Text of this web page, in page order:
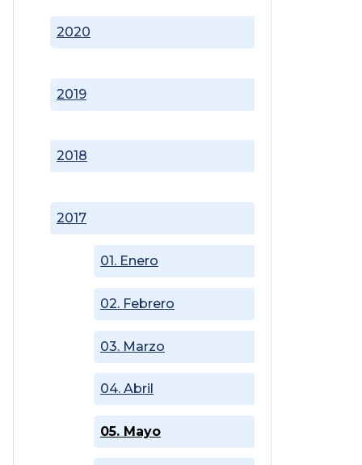
2017
01. Enero
02. Febrero
03. Marzo
04. Abril
05. Mayo
2018
2019
2020